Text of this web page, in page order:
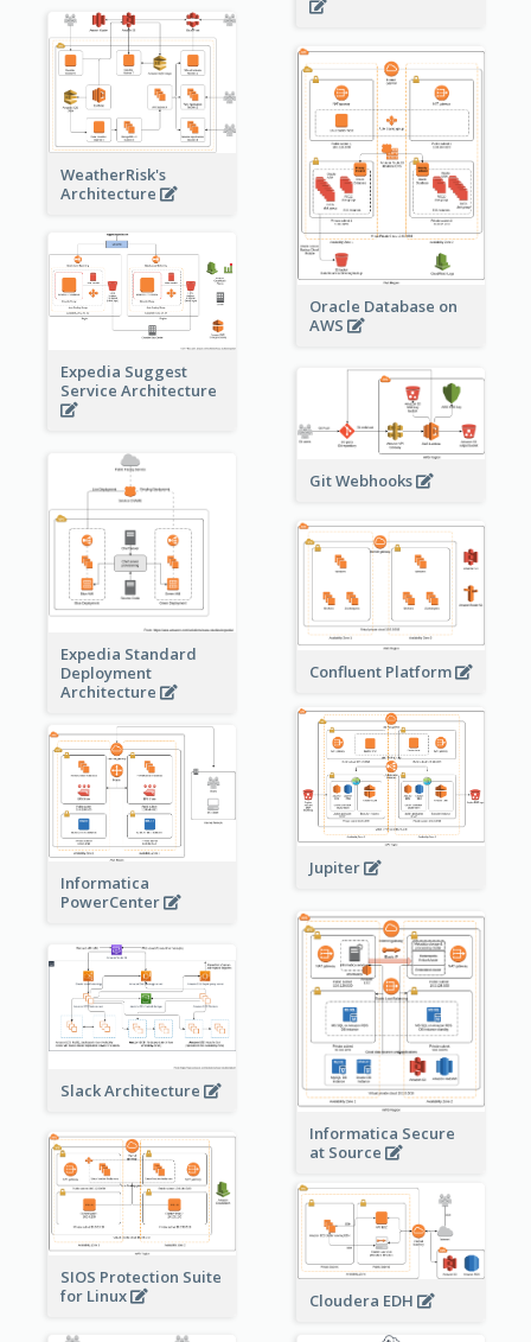
WeatherRisk's
Architecture
Oracle Database on
AWS
Expedia Suggest
Service Architecture
Git Webhooks
Expedia Standard
Deployment
Architecture
Confluent Platform
Jupiter
Informatica
PowerCenter
Informatica Secure
at Source
Slack Architecture
SIOS Protection Suite
for Linux
Cloudera EDH